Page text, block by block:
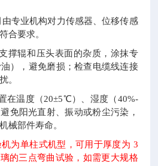
专业机构对力传感器、位移传感
合要求。
撑辊和压头表面的杂质，涂抹专
），避免磨损；检查电缆线连接
。
在温度（20±5℃）、湿度（40%-
免阳光直射、振动或粉尘污染，
械部件寿命。
为单柱式机型，可用于厚度为 3
的三点弯曲试验，如需更大规格